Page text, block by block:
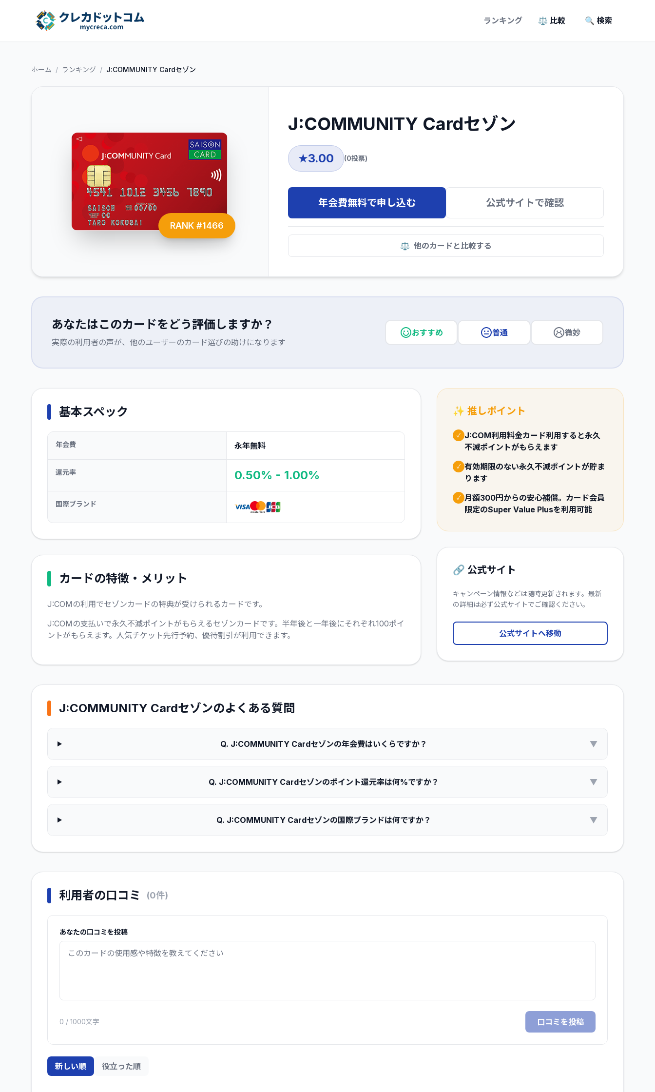
ランキング ⚖️ 比較 🔍 検索
ホーム / ランキング / J:COMMUNITY Cardセゾン
RANK #1466
J:COMMUNITY Cardセゾン
★3.00 (0投票)
年会費無料で申し込む 公式サイトで確認
⚖️ 他のカードと比較する
あなたはこのカードをどう評価しますか？
実際の利用者の声が、他のユーザーのカード選びの助けになります
おすすめ 普通 微妙
基本スペック
年会費 永年無料
還元率 0.50% - 1.00%
国際ブランド
カードの特徴・メリット
J:COMの利用でセゾンカードの特典が受けられるカードです。
J:COMの支払いで永久不滅ポイントがもらえるセゾンカードです。半年後と一年後にそれぞれ100ポイ
ントがもらえます。人気チケット先行予約、優待割引が利用できます。
✨ 推しポイント
✓ J:COM利用料金カード利用すると永久
不滅ポイントがもらえます
✓ 有効期限のない永久不滅ポイントが貯ま
ります
✓ 月額300円からの安心補償。カード会員
限定のSuper Value Plusを利用可能
🔗 公式サイト
キャンペーン情報などは随時更新されます。最新
の詳細は必ず公式サイトでご確認ください。
公式サイトへ移動
J:COMMUNITY Cardセゾンのよくある質問
Q. J:COMMUNITY Cardセゾンの年会費はいくらですか？ ▼
Q. J:COMMUNITY Cardセゾンのポイント還元率は何%ですか？ ▼
Q. J:COMMUNITY Cardセゾンの国際ブランドは何ですか？ ▼
利用者の口コミ (0件)
あなたの口コミを投稿
0 / 1000文字 口コミを投稿
新しい順 役立った順